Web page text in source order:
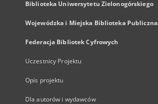
Biblioteka Uniwersytetu Zielonogórskiego
Wojewódzka i Miejska Biblioteka Publiczna
Federacja Bibliotek Cyfrowych
Uczestnicy Projektu
Opis projektu
Dla autorów i wydawców